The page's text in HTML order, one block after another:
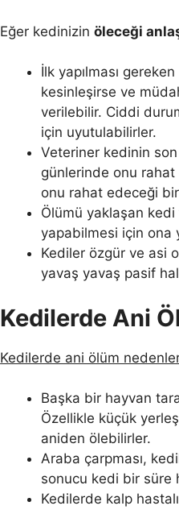
Eğer kedinizin öleceği
İlk yapılması
kesinleşirse ve
verilebilir. Ciddi
için uyutulabilirler.
Veteriner kedinin
günlerinde onu rahat
onu rahat edeceği
Ölümü yaklaşan
yapabilmesi için ona
Kediler özgür ve asi
yavaş yavaş pasif
Kedilerde Ani
Kedilerde ani ölüm
Başka bir hayvan
Özellikle küçük
aniden ölebilirler.
Araba çarpması,
sonucu kedi bir süre
Kedilerde kalp